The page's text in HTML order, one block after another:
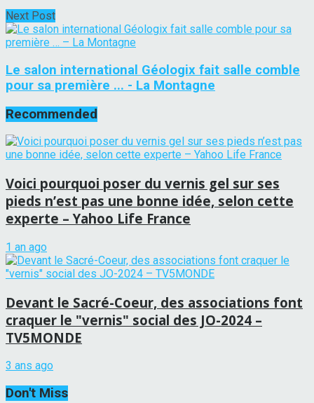
Next Post
Le salon international Géologix fait salle comble
pour sa première ... - La Montagne
Recommended
Voici pourquoi poser du vernis gel sur ses
pieds n’est pas une bonne idée, selon cette
experte – Yahoo Life France
1 an ago
Devant le Sacré-Coeur, des associations font
craquer le "vernis" social des JO-2024 –
TV5MONDE
3 ans ago
Don't Miss